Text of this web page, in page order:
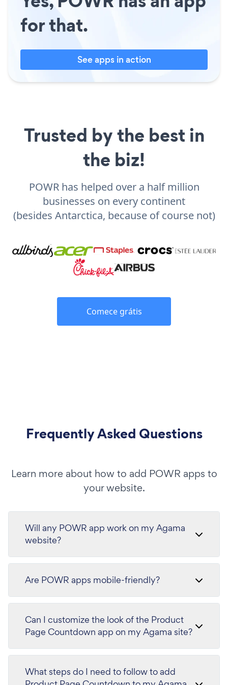
for that.
See apps in action
Trusted by the best in
the biz!
POWR has helped over a half million
businesses on every continent
(besides Antarctica, because of course not)
Comece grátis
Frequently Asked Questions
Learn more about how to add POWR apps to
your website.
Will any POWR app work on my Agama
website?
Are POWR apps mobile-friendly?
Can I customize the look of the Product
Page Countdown app on my Agama site?
What steps do I need to follow to add